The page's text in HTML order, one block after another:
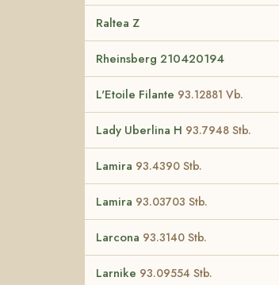
Raltea Z
Rheinsberg 210420194
L'Etoile Filante 93.12881 Vb.
Lady Uberlina H 93.7948 Stb.
Lamira 93.4390 Stb.
Lamira 93.03703 Stb.
Larcona 93.3140 Stb.
Larnike 93.09554 Stb.